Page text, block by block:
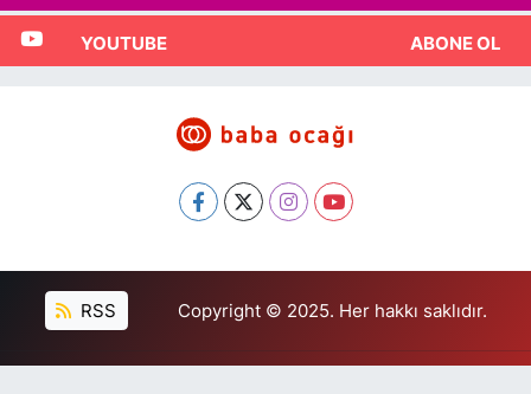
YOUTUBE ABONE OL
RSS Copyright © 2025. Her hakkı saklıdır.